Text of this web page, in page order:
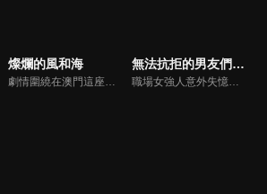
燦爛的風和海
劇情圍繞在澳門這座摩登繁華與古樸市井交織的城市中的三場奇遇。性格張揚的藝廊策展人陳嘉慧，與來澳門格蘭披治大賽車參賽的車手韓俊豪相遇，開啟了一段速度與激情共存的浪漫愛情的故事。
無法抗拒的男友們(30分鐘版)
職場女強人意外失憶後重啟人生，一覺醒來，竟與公司老闆、部門總監、實習生三人同時「戀愛」。通過這甜蜜浪漫、驚險刺激又難以抉擇的感情生活後，最終發現愛情真正的意義。